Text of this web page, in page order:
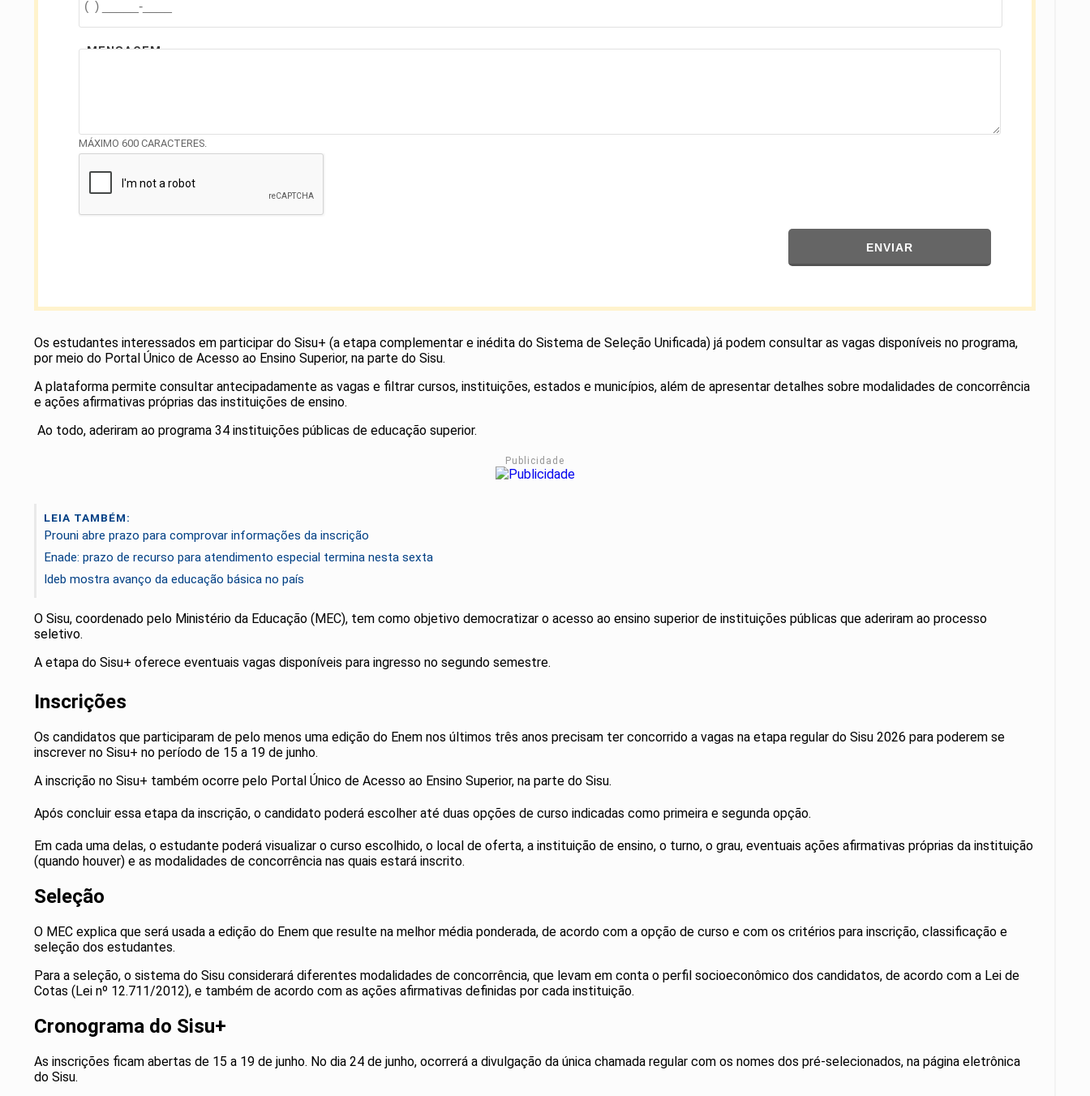
MENSAGEM
MÁXIMO 600 CARACTERES.
ENVIAR
Os estudantes interessados em participar do Sisu+ (a etapa complementar e inédita do Sistema de Seleção Unificada) já podem consultar as vagas disponíveis no programa,
por meio do Portal Único de Acesso ao Ensino Superior, na parte do Sisu.
A plataforma permite consultar antecipadamente as vagas e filtrar cursos, instituições, estados e municípios, além de apresentar detalhes sobre modalidades de concorrência
e ações afirmativas próprias das instituições de ensino.
Ao todo, aderiram ao programa 34 instituições públicas de educação superior.
Publicidade
LEIA TAMBÉM:
Prouni abre prazo para comprovar informações da inscrição
Enade: prazo de recurso para atendimento especial termina nesta sexta
Ideb mostra avanço da educação básica no país
O Sisu, coordenado pelo Ministério da Educação (MEC), tem como objetivo democratizar o acesso ao ensino superior de instituições públicas que aderiram ao processo
seletivo.
A etapa do Sisu+ oferece eventuais vagas disponíveis para ingresso no segundo semestre.
Inscrições
Os candidatos que participaram de pelo menos uma edição do Enem nos últimos três anos precisam ter concorrido a vagas na etapa regular do Sisu 2026 para poderem se
inscrever no Sisu+ no período de 15 a 19 de junho.
A inscrição no Sisu+ também ocorre pelo Portal Único de Acesso ao Ensino Superior, na parte do Sisu.
Após concluir essa etapa da inscrição, o candidato poderá escolher até duas opções de curso indicadas como primeira e segunda opção.
Em cada uma delas, o estudante poderá visualizar o curso escolhido, o local de oferta, a instituição de ensino, o turno, o grau, eventuais ações afirmativas próprias da instituição
(quando houver) e as modalidades de concorrência nas quais estará inscrito.
Seleção
O MEC explica que será usada a edição do Enem que resulte na melhor média ponderada, de acordo com a opção de curso e com os critérios para inscrição, classificação e
seleção dos estudantes.
Para a seleção, o sistema do Sisu considerará diferentes modalidades de concorrência, que levam em conta o perfil socioeconômico dos candidatos, de acordo com a Lei de
Cotas (Lei nº 12.711/2012), e também de acordo com as ações afirmativas definidas por cada instituição.
Cronograma do Sisu+
As inscrições ficam abertas de 15 a 19 de junho. No dia 24 de junho, ocorrerá a divulgação da única chamada regular com os nomes dos pré-selecionados, na página eletrônica
do Sisu.